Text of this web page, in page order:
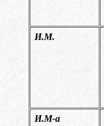
И.М.
И.М-а